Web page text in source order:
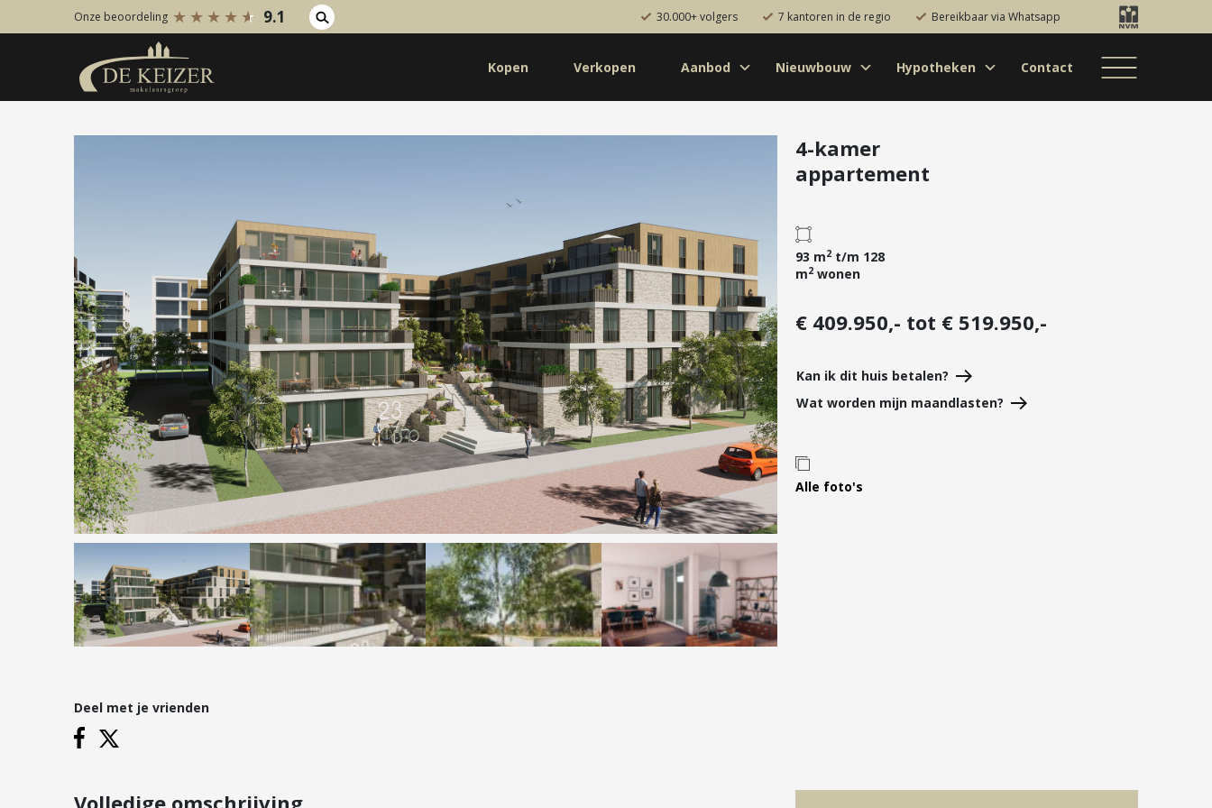
Koopaanbod
Bedrijfsaanbod
Huuraanbod
Nieuwbouw
Bedrijfsaanbod
Diensten
Huren
Verhuren
Taxeren
Verzekeren
Projectontwikkelaars
Hypotheken
Hypotheekadvies
Hypotheek oversluiten
Hypotheek verhogen
Starterslening
Financiële check
Banken
Duurzame hypotheek
Reviews Contact Leer ons kennen
Vestigingen
Onze beoordeling 9.1 30.000+ volgers 7 kantoren in de regio Bereikbaar via Whatsapp
Kopen Verkopen Aanbod
Bestaande bouw
Bedrijfsaanbod
Nieuwbouw
Nieuwbouw Hypotheken
Banken
Contact
4-kamer
appartement
93 m2 t/m 128
m2 wonen
€ 409.950,- tot € 519.950,-
Kan ik dit huis betalen?
Wat worden mijn maandlasten?
Alle foto's
Deel met je vrienden
Volledige omschrijving